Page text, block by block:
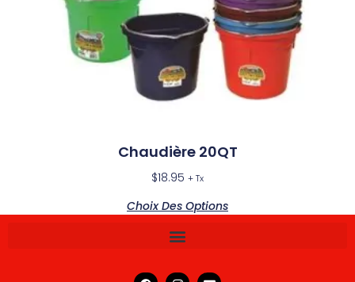
Chaudière 20QT
$18.95 + Tx
Choix Des Options